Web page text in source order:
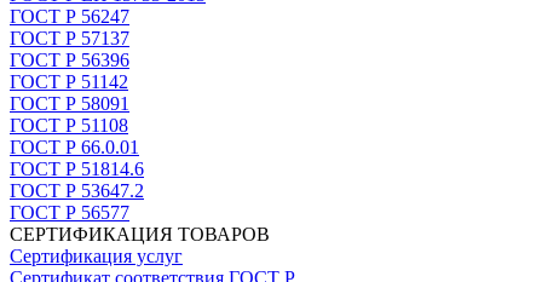
ГОСТ Р 56247
ГОСТ Р 57137
ГОСТ Р 56396
ГОСТ Р 51142
ГОСТ Р 58091
ГОСТ Р 51108
ГОСТ Р 66.0.01
ГОСТ Р 51814.6
ГОСТ Р 53647.2
ГОСТ Р 56577
СЕРТИФИКАЦИЯ ТОВАРОВ
Сертификация услуг
Сертификат соответствия ГОСТ Р